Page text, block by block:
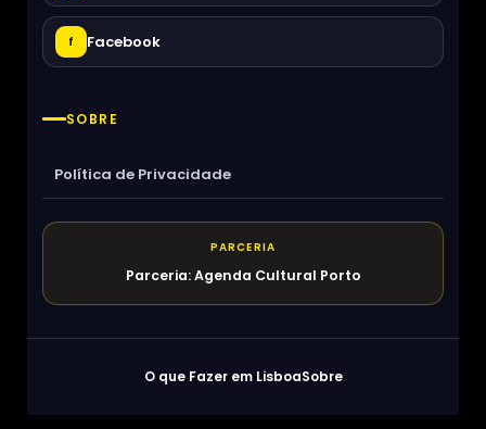
f Facebook
SOBRE
Política de Privacidade
PARCERIA
Parceria: Agenda Cultural Porto
O que Fazer em LisboaSobre